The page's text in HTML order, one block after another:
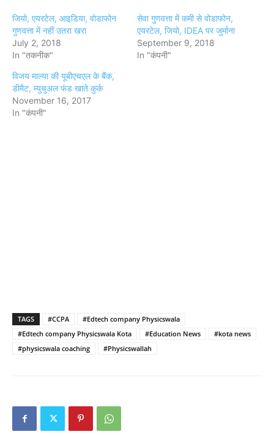
जियो, एयरटेल, आइडिया, वोडाफोन
गुणवत्ता में नहीं उतरा खरा
July 2, 2018
In "तकनीक"
सेवा गुणवत्ता में कमी से वोडाफोन,
एयरटेल, जियो, IDEA पर जुर्माना
September 9, 2018
In "कंपनी"
विजय माल्या की यूबीएचएल के बैंक,
डीमैट, म्युचुअल फंड खाते कुर्क
November 16, 2017
In "कंपनी"
TAGS #CCPA
#Edtech company Physicswala
#Edtech company Physicswala Kota
#Education News
#kota news
#physicswala coaching
#Physicswallah